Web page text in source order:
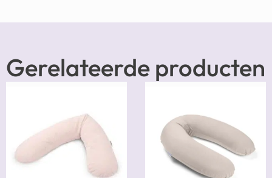
Gerelateerde producten